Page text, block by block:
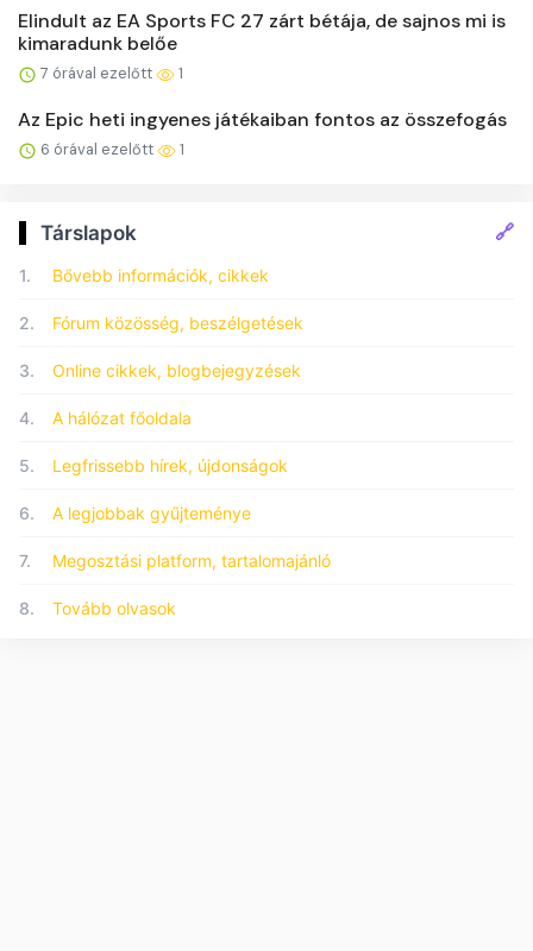
Elindult az EA Sports FC 27 zárt bétája, de sajnos mi is
kimaradunk belőe
7 órával ezelőtt 1
Az Epic heti ingyenes játékaiban fontos az összefogás
6 órával ezelőtt 1
Társlapok 🔗
1. Bővebb információk, cikkek
2. Fórum közösség, beszélgetések
3. Online cikkek, blogbejegyzések
4. A hálózat főoldala
5. Legfrissebb hírek, újdonságok
6. A legjobbak gyűjteménye
7. Megosztási platform, tartalomajánló
8. Tovább olvasok